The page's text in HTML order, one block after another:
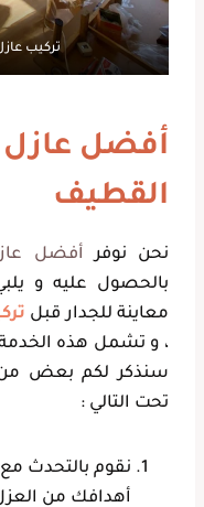
تركيب
أفضل
القطيف
نحن نوفر أفضل
بالحصول عليه و
معاينة للجدار قبل
، و تشمل هذه الخدمة
سنذكر لكم بعض من
تحت التالي :
نقوم بالتحدث
أهدافك من